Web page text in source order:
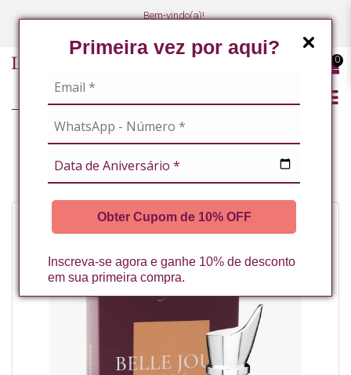
Primeira vez por aqui?
Obter Cupom de 10% OFF
Inscreva-se agora e ganhe 10% de desconto
em sua primeira compra.
Bem-vindo(a)!
0